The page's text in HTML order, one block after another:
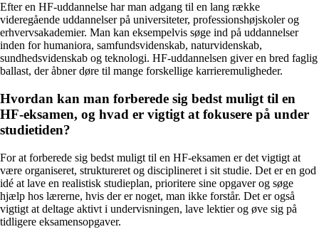
Efter en HF-uddannelse har man adgang til en lang række
videregående uddannelser på universiteter, professionshøjskoler og
erhvervsakademier. Man kan eksempelvis søge ind på uddannelser
inden for humaniora, samfundsvidenskab, naturvidenskab,
sundhedsvidenskab og teknologi. HF-uddannelsen giver en bred faglig
ballast, der åbner døre til mange forskellige karrieremuligheder.
Hvordan kan man forberede sig bedst muligt til en
HF-eksamen, og hvad er vigtigt at fokusere på under
studietiden?
For at forberede sig bedst muligt til en HF-eksamen er det vigtigt at
være organiseret, struktureret og disciplineret i sit studie. Det er en god
idé at lave en realistisk studieplan, prioritere sine opgaver og søge
hjælp hos lærerne, hvis der er noget, man ikke forstår. Det er også
vigtigt at deltage aktivt i undervisningen, lave lektier og øve sig på
tidligere eksamensopgaver.